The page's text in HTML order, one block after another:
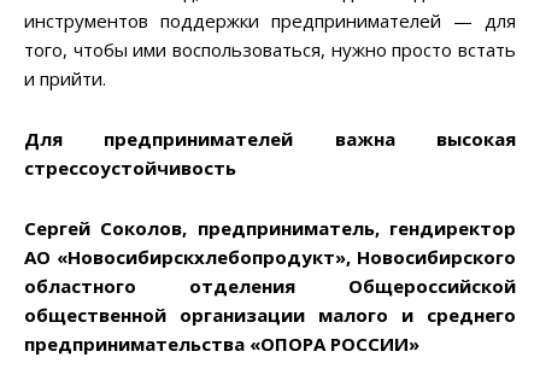
инструментов поддержки предпринимателей — для
того, чтобы ими воспользоваться, нужно просто встать
и прийти.
Для предпринимателей важна высокая
стрессоустойчивость
Сергей Соколов, предприниматель, гендиректор
АО «Новосибирскхлебопродукт», Новосибирского
областного отделения Общероссийской
общественной организации малого и среднего
предпринимательства «ОПОРА РОССИИ»